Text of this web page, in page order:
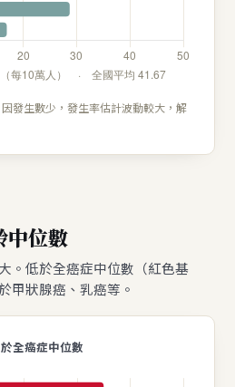
發生數少，發生率估計波動較大，解
中位數
。低於全癌症中位數（紅色基
甲狀腺癌、乳癌等。
全癌症中位數